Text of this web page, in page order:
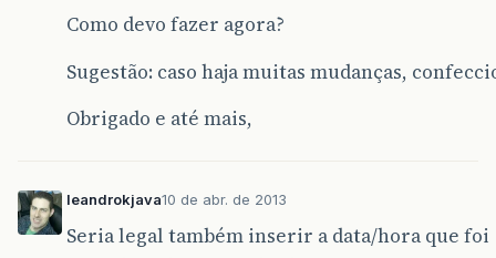
Como devo fazer agora?
Sugestão: caso haja muitas mudanças,
Obrigado e até mais,
leandrokjava10 de abr. de 2013
Seria legal também inserir a data/hora que foi